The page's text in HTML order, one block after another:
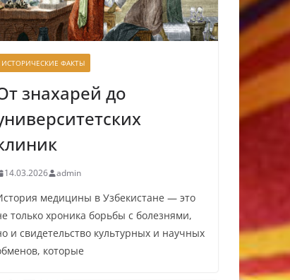
ИСТОРИЧЕСКИЕ ФАКТЫ
знахарей до
14.03.2026 admin
медицины в Узбекистане — это
только хроника борьбы с болезнями,
и свидетельство культурных и научных
которые